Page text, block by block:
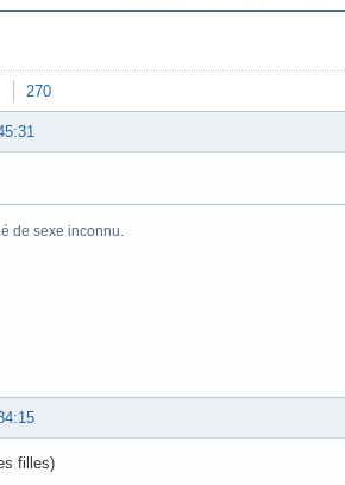
270
de sexe inconnu.
filles)